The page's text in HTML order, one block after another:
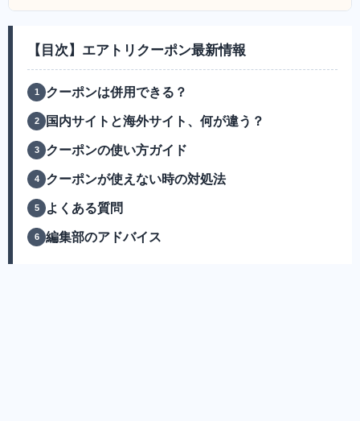
【目次】エアトリクーポン最新情報
クーポンは併用できる？
国内サイトと海外サイト、何が違う？
クーポンの使い方ガイド
クーポンが使えない時の対処法
よくある質問
編集部のアドバイス